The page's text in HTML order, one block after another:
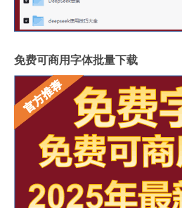
免费可商用字体批量下载